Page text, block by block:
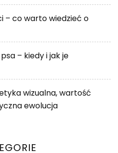
– co warto wiedzieć o
– kiedy i jak je
wizualna, wartość
ewolucja